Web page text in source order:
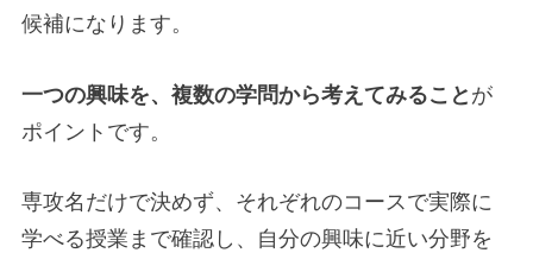
候補になります。
一つの興味を、複数の学問から考えてみること が
ポイントです。
専攻名だけで決めず、それぞれのコースで実際に
学べる授業まで確認し、自分の興味に近い分野を